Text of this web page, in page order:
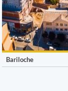
Bariloche